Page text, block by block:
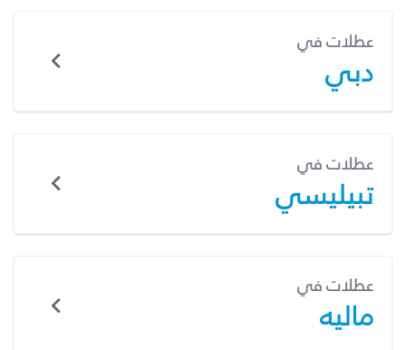
عطلات في
دبي
عطلات في
تبيليسي
عطلات في
ماليه